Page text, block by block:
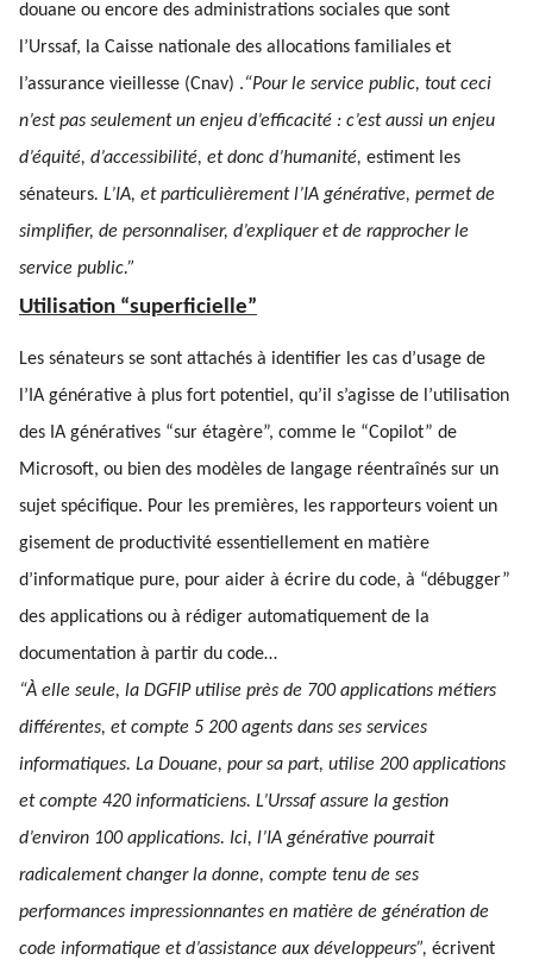
douane ou encore des administrations sociales que sont
l’Urssaf, la Caisse nationale des allocations familiales et
l’assurance vieillesse (Cnav) .“Pour le service public, tout ceci
n’est pas seulement un enjeu d’efficacité : c’est aussi un enjeu
d’équité, d’accessibilité, et donc d’humanité, estiment les
sénateurs. L’IA, et particulièrement l’IA générative, permet de
simplifier, de personnaliser, d’expliquer et de rapprocher le
service public.”
Utilisation “superficielle”
Les sénateurs se sont attachés à identifier les cas d’usage de
l’IA générative à plus fort potentiel, qu’il s’agisse de l’utilisation
des IA génératives “sur étagère”, comme le “Copilot” de
Microsoft, ou bien des modèles de langage réentraînés sur un
sujet spécifique. Pour les premières, les rapporteurs voient un
gisement de productivité essentiellement en matière
d’informatique pure, pour aider à écrire du code, à “débugger”
des applications ou à rédiger automatiquement de la
documentation à partir du code…
“À elle seule, la DGFIP utilise près de 700 applications métiers
différentes, et compte 5 200 agents dans ses services
informatiques. La Douane, pour sa part, utilise 200 applications
et compte 420 informaticiens. L’Urssaf assure la gestion
d’environ 100 applications. Ici, l’IA générative pourrait
radicalement changer la donne, compte tenu de ses
performances impressionnantes en matière de génération de
code informatique et d’assistance aux développeurs”, écrivent